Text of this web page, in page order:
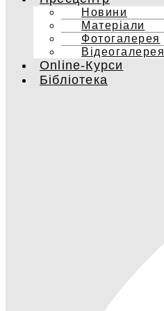
Новини
Матеріали
Фотогалерея
Відеогалерея
Online-Курси
Бібліотека